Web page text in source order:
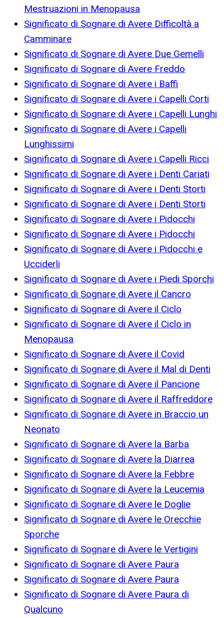
Mestruazioni in Menopausa
Significato di Sognare di Avere Difficoltà a
Camminare
Significato di Sognare di Avere Due Gemelli
Significato di Sognare di Avere Freddo
Significato di Sognare di Avere i Baffi
Significato di Sognare di Avere i Capelli Corti
Significato di Sognare di Avere i Capelli Lunghi
Significato di Sognare di Avere i Capelli
Lunghissimi
Significato di Sognare di Avere i Capelli Ricci
Significato di Sognare di Avere i Denti Cariati
Significato di Sognare di Avere i Denti Storti
Significato di Sognare di Avere i Denti Storti
Significato di Sognare di Avere i Pidocchi
Significato di Sognare di Avere i Pidocchi
Significato di Sognare di Avere i Pidocchi e
Ucciderli
Significato di Sognare di Avere i Piedi Sporchi
Significato di Sognare di Avere il Cancro
Significato di Sognare di Avere il Ciclo
Significato di Sognare di Avere il Ciclo in
Menopausa
Significato di Sognare di Avere il Covid
Significato di Sognare di Avere il Mal di Denti
Significato di Sognare di Avere il Pancione
Significato di Sognare di Avere il Raffreddore
Significato di Sognare di Avere in Braccio un
Neonato
Significato di Sognare di Avere la Barba
Significato di Sognare di Avere la Diarrea
Significato di Sognare di Avere la Febbre
Significato di Sognare di Avere la Leucemia
Significato di Sognare di Avere le Doglie
Significato di Sognare di Avere le Orecchie
Sporche
Significato di Sognare di Avere le Vertigini
Significato di Sognare di Avere Paura
Significato di Sognare di Avere Paura
Significato di Sognare di Avere Paura di
Qualcuno